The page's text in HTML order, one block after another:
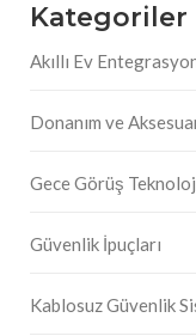
Kategoriler
Akıllı Ev
Donanım ve
Gece Görüş
Güvenlik İpuçları
Kablosuz Güvenlik